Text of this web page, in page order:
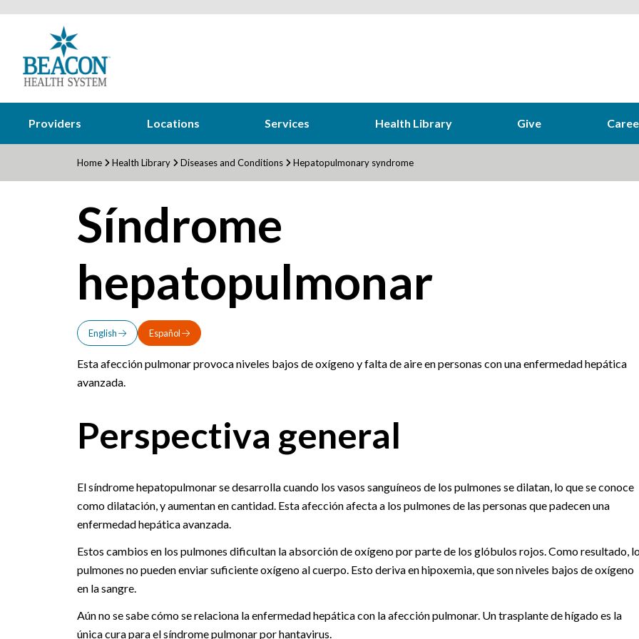
Providers Locations Services Health Library Give
Home Health Library Diseases and Conditions Hepatopulmonary syndrome
Síndrome
hepatopulmonar
English Español
Esta afección pulmonar provoca niveles bajos de oxígeno y falta de aire en personas con una enfermedad hepática
avanzada.
Perspectiva general
El síndrome hepatopulmonar se desarrolla cuando los vasos sanguíneos de los pulmones se dilatan, lo que se conoce
como dilatación, y aumentan en cantidad. Esta afección afecta a los pulmones de las personas que padecen una
enfermedad hepática avanzada.
Estos cambios en los pulmones dificultan la absorción de oxígeno por parte de los glóbulos rojos. Como resultado,
pulmones no pueden enviar suficiente oxígeno al cuerpo. Esto deriva en hipoxemia, que son niveles bajos de oxígeno
en la sangre.
Aún no se sabe cómo se relaciona la enfermedad hepática con la afección pulmonar. Un trasplante de hígado es la
única cura para el síndrome pulmonar por hantavirus.